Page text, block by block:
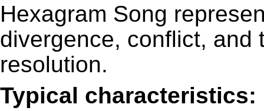
Hexagram Song
divergence, conflict, and
resolution.
Typical characteristics: